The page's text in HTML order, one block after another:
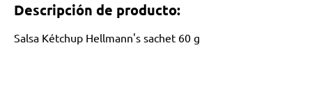
Descripción de producto:
Salsa Kétchup Hellmann's sachet 60 g